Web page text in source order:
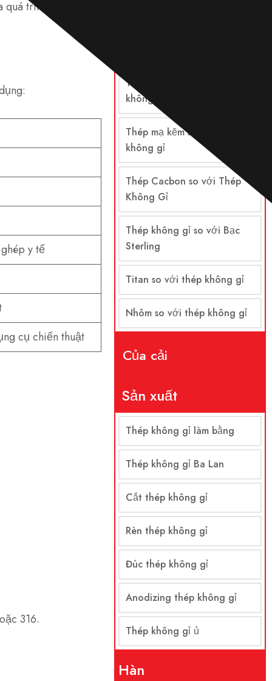
trình làm nguội
y tế
cụ chiến thuật
316.
Thép hợp kim so với thép
không gỉ
Thép mạ kẽm so với thép
không gỉ
Thép Cacbon so với Thép
Không Gỉ
Thép không gỉ so với Bạc
Sterling
Titan so với thép không gỉ
Nhôm so với thép không gỉ
Của cải
Sản xuất
Thép không gỉ làm bằng
Thép không gỉ Ba Lan
Cắt thép không gỉ
Rèn thép không gỉ
Đúc thép không gỉ
Anodizing thép không gỉ
Thép không gỉ ủ
Hàn